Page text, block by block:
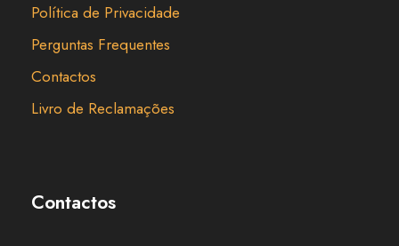
Política de Privacidade
Perguntas Frequentes
Contactos
Livro de Reclamações
Contactos